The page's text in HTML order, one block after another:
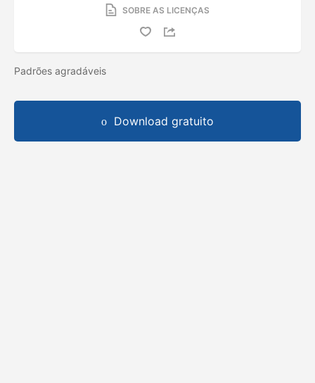
SOBRE AS LICENÇAS
Padrões agradáveis
Download gratuito